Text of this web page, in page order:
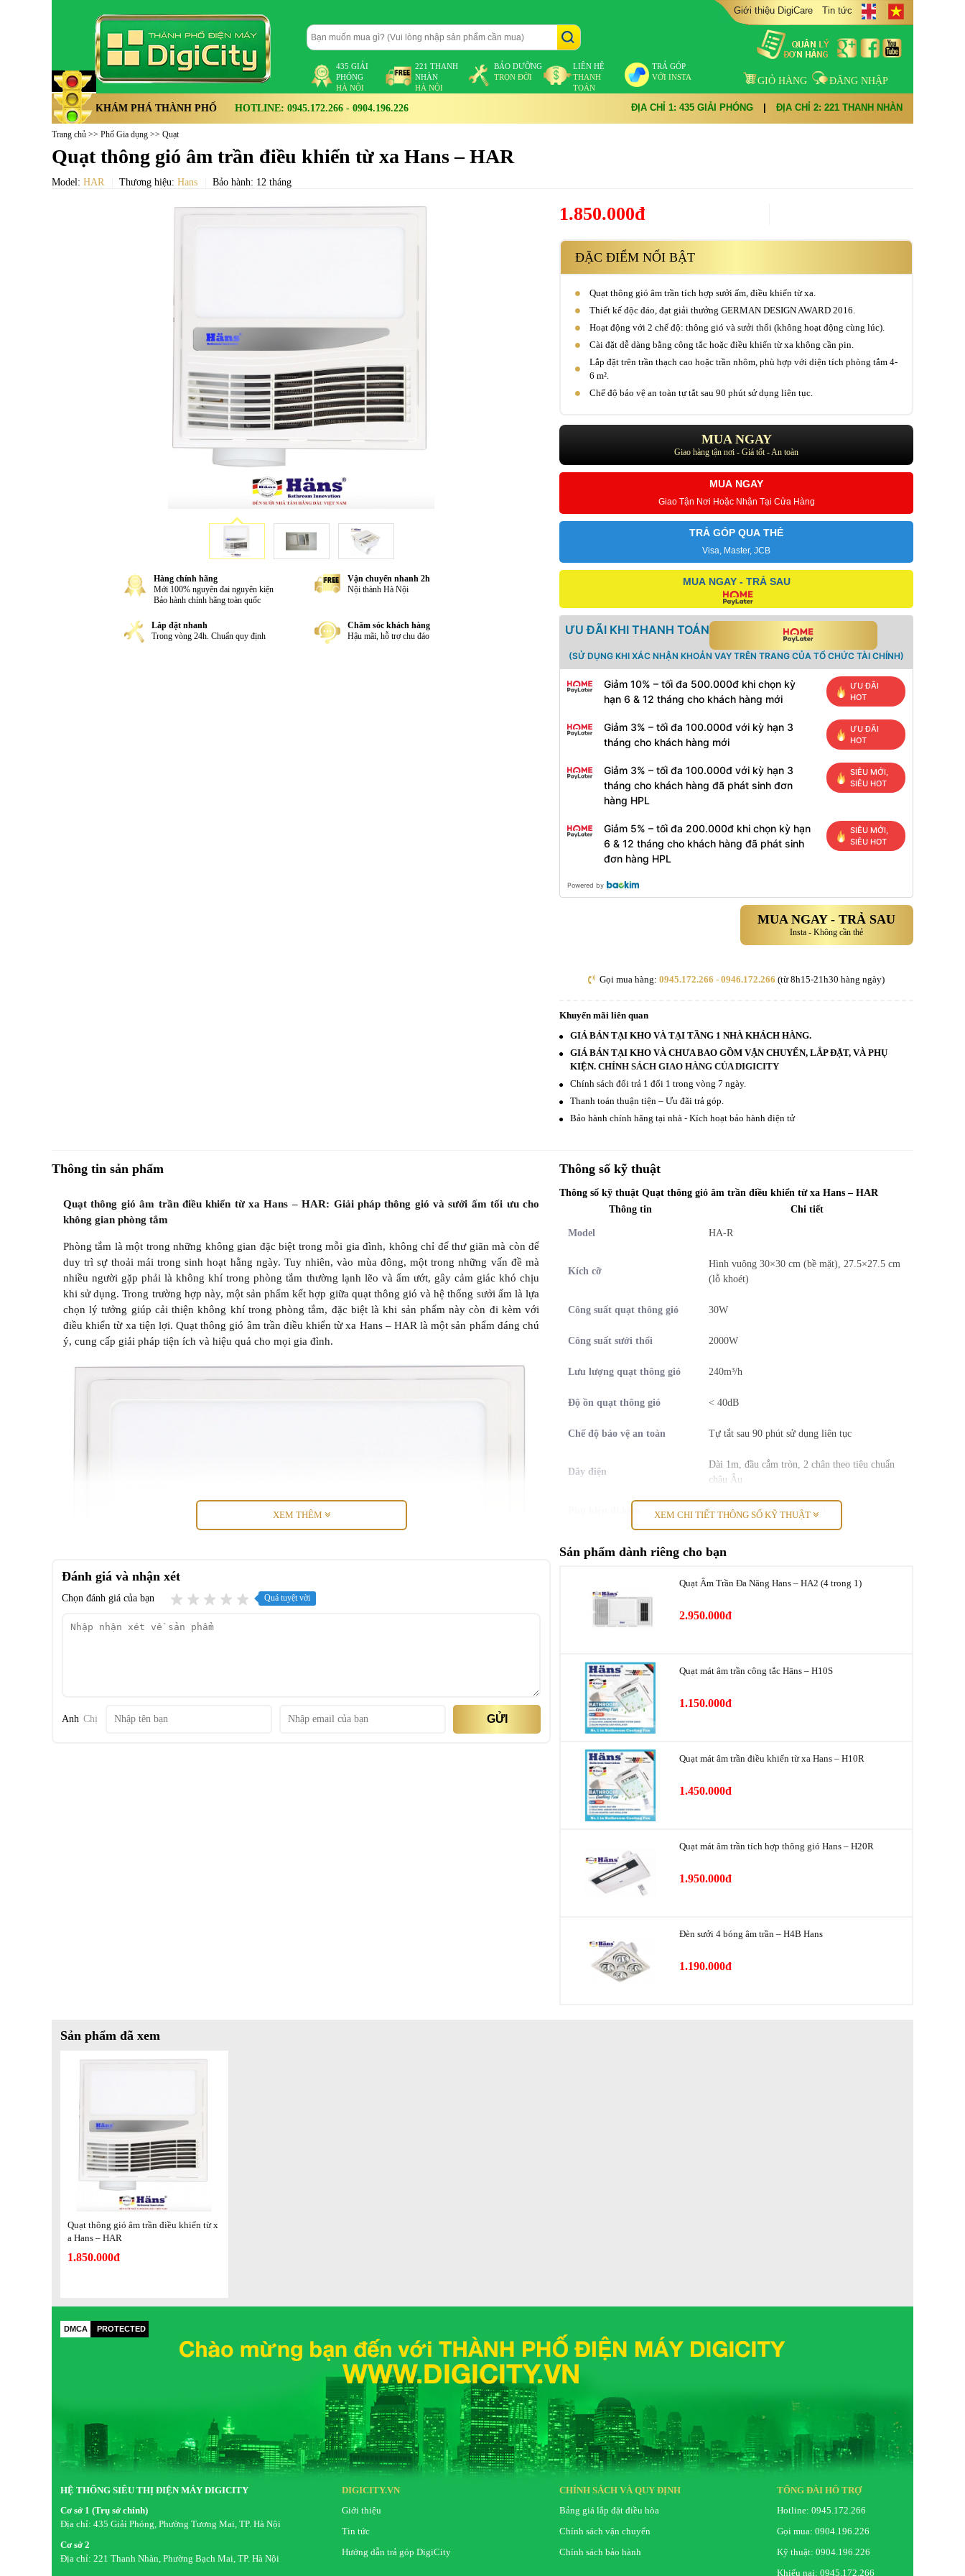
435 GIẢI
PHÓNG
HÀ NỘI
221 THANH
NHÀN
HÀ NỘI
BẢO DƯỠNG
TRỌN ĐỜI
LIÊN HỆ
THANH
TOÁN
TRẢ GÓP
VỚI INSTA
Giới thiệu DigiCare Tin tức
GIỎ HÀNG ĐĂNG NHẬP
KHÁM PHÁ THÀNH PHỐ HOTLINE: 0945.172.266 - 0904.196.226 ĐỊA CHỈ 1: 435 GIẢI PHÓNG ĐỊA CHỈ 2: 221 THANH NHÀN
Trang chủ >> Phố Gia dụng >> Quạt
Quạt thông gió âm trần điều khiển từ xa Hans – HAR
Model: HAR Thương hiệu: Hans Bảo hành: 12 tháng
Hàng chính hãng
Mới 100% nguyên đai nguyên kiện
Bảo hành chính hãng toàn quốc
Vận chuyển nhanh 2h
Nội thành Hà Nội
Lắp đặt nhanh
Trong vòng 24h. Chuẩn quy định
Chăm sóc khách hàng
Hậu mãi, hỗ trợ chu đáo
1.850.000đ
ĐẶC ĐIỂM NỔI BẬT
Quạt thông gió âm trần tích hợp sưởi ấm, điều khiển từ xa.
Thiết kế độc đáo, đạt giải thưởng GERMAN DESIGN AWARD 2016.
Hoạt động với 2 chế độ: thông gió và sưởi thổi (không hoạt động cùng lúc).
Cài đặt dễ dàng bằng công tắc hoặc điều khiển từ xa không cần pin.
Lắp đặt trên trần thạch cao hoặc trần nhôm, phù hợp với diện tích phòng tắm 4-
6 m².
Chế độ bảo vệ an toàn tự tắt sau 90 phút sử dụng liên tục.
MUA NGAY
Giao hàng tận nơi - Giá tốt - An toàn
MUA NGAY
Giao Tận Nơi Hoặc Nhận Tại Cửa Hàng
TRẢ GÓP QUA THẺ
Visa, Master, JCB
MUA NGAY - TRẢ SAU
ƯU ĐÃI KHI THANH TOÁN
(SỬ DỤNG KHI XÁC NHẬN KHOẢN VAY TRÊN TRANG CỦA TỔ CHỨC TÀI CHÍNH)
Giảm 10% – tối đa 500.000đ khi chọn kỳ
hạn 6 & 12 tháng cho khách hàng mới
ƯU ĐÃI
HOT
Giảm 3% – tối đa 100.000đ với kỳ hạn 3
tháng cho khách hàng mới
ƯU ĐÃI
HOT
Giảm 3% – tối đa 100.000đ với kỳ hạn 3
tháng cho khách hàng đã phát sinh đơn
hàng HPL
SIÊU MỚI,
SIÊU HOT
Giảm 5% – tối đa 200.000đ khi chọn kỳ hạn
6 & 12 tháng cho khách hàng đã phát sinh
đơn hàng HPL
SIÊU MỚI,
SIÊU HOT
Powered by
MUA NGAY - TRẢ SAU
Insta - Không cần thẻ
Gọi mua hàng: 0945.172.266 - 0946.172.266 (từ 8h15-21h30 hàng ngày)
Khuyến mãi liên quan
GIÁ BÁN TẠI KHO VÀ TẠI TẦNG 1 NHÀ KHÁCH HÀNG.
GIÁ BÁN TẠI KHO VÀ CHƯA BAO GỒM VẬN CHUYỂN, LẮP ĐẶT, VÀ PHỤ
KIỆN. CHÍNH SÁCH GIAO HÀNG CỦA DIGICITY
Chính sách đổi trả 1 đổi 1 trong vòng 7 ngày.
Thanh toán thuận tiện – Ưu đãi trả góp.
Bảo hành chính hãng tại nhà - Kích hoạt bảo hành điện tử
Thông tin sản phẩm
Quạt thông gió âm trần điều khiển từ xa Hans – HAR: Giải pháp thông gió và sưởi ấm tối ưu cho
không gian phòng tắm
Phòng tắm là một trong những không gian đặc biệt trong mỗi gia đình, không chỉ để thư giãn mà còn để
duy trì sự thoải mái trong sinh hoạt hằng ngày. Tuy nhiên, vào mùa đông, một trong những vấn đề mà
nhiều người gặp phải là không khí trong phòng tắm thường lạnh lẽo và ẩm ướt, gây cảm giác khó chịu
khi sử dụng. Trong trường hợp này, một sản phẩm kết hợp giữa quạt thông gió và hệ thống sưởi ấm là lựa
chọn lý tưởng giúp cải thiện không khí trong phòng tắm, đặc biệt là khi sản phẩm này còn đi kèm với
điều khiển từ xa tiện lợi. Quạt thông gió âm trần điều khiển từ xa Hans – HAR là một sản phẩm đáng chú
ý, cung cấp giải pháp tiện ích và hiệu quả cho mọi gia đình.
XEM THÊM
Đánh giá và nhận xét
Chọn đánh giá của bạn Quá tuyệt vời
Anh Chị GỬI
Thông số kỹ thuật
Thông số kỹ thuật Quạt thông gió âm trần điều khiển từ xa Hans – HAR
Thông tin
Chi tiết
Model HA-R
Kích cỡ
Hình vuông 30×30 cm (bề mặt), 27.5×27.5 cm
(lỗ khoét)
Công suất quạt thông gió 30W
Công suất sưởi thổi 2000W
Lưu lượng quạt thông gió 240m³/h
Độ ồn quạt thông gió < 40dB
Chế độ bảo vệ an toàn Tự tắt sau 90 phút sử dụng liên tục
Dây điện
Dài 1m, đầu cắm tròn, 2 chân theo tiêu chuẩn
châu Âu
Ống dẫn gió và cửa chắn gió
phòng tắm
Từ 4 – 6 m²
Điều khiển từ xa (không dùng pin)
Chức năng điều khiển
1 nút thông gió, 2 nút sưởi thổi (HotAir 1,
Lắp đặt Lắp âm trần, cắm điện 220V
Chế độ hoạt động
động đồng thời)
XEM CHI TIẾT THÔNG SỐ KỸ THUẬT
Sản phẩm dành riêng cho bạn
Quạt Âm Trần Đa Năng Hans – HA2 (4 trong 1)
2.950.000đ
Quạt mát âm trần công tắc Häns – H10S
1.150.000đ
Quạt mát âm trần điều khiển từ xa Hans – H10R
1.450.000đ
Quạt mát âm trần tích hợp thông gió Hans – H20R
1.950.000đ
Đèn sưởi 4 bóng âm trần – H4B Hans
1.190.000đ
Sản phẩm đã xem
Quạt thông gió âm trần điều khiển từ x
a Hans – HAR
1.850.000đ
DMCA PROTECTED
HỆ THỐNG SIÊU THỊ ĐIỆN MÁY DIGICITY
Cơ sở 1 (Trụ sở chính)
Địa chỉ: 435 Giải Phóng, Phường Tương Mai, TP. Hà Nội
Cơ sở 2
Địa chỉ: 221 Thanh Nhàn, Phường Bạch Mai, TP. Hà Nội
DIGICITY.VN
Giới thiệu
Tin tức
Hướng dẫn trả góp DigiCity
CHÍNH SÁCH VÀ QUY ĐỊNH
Bảng giá lắp đặt điều hòa
Chính sách vận chuyển
Chính sách bảo hành
TỔNG ĐÀI HỖ TRỢ
Hotline: 0945.172.266
Gọi mua: 0904.196.226
Kỹ thuật: 0904.196.226
Khiếu nại: 0945.172.266